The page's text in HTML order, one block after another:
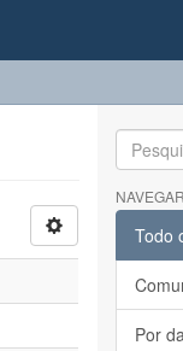
NAVEGAR
Todo
Por